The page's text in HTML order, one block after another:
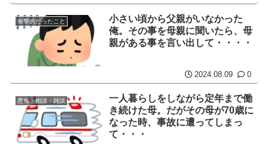
衝撃的だったこと
小さい頃から父親がいなかった
俺。その事を母親に聞いたら、母
親がある事を言い出して・・・・
2024.08.09 0
愚痴・相談・雑談
一人暮らしをしながら定年まで働
き続けた母。だがその母が70歳に
なった時、事故に遭ってしまっ
て・・・